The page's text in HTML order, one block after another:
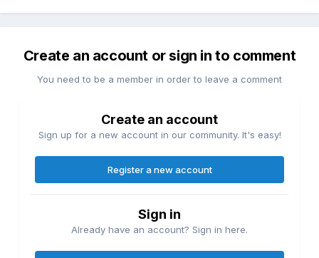
Create an account or sign in to comment
You need to be a member in order to leave a comment
Create an account
Sign up for a new account in our community. It's easy!
Register a new account
Sign in
Already have an account? Sign in here.